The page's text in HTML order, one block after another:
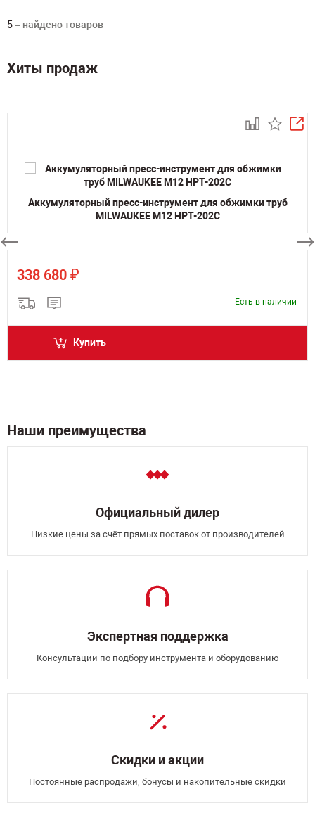
5– найдено товаров
Хиты продаж
Аккумуляторный пресс-инструмент для обжимки труб
MILWAUKEE M12 HPT-202C
338 680 ₽
Есть в наличии
Купить
Наши преимущества
Официальный дилер
Низкие цены за счёт прямых поставок от производителей
Экспертная поддержка
Консультации по подбору инструмента и оборудованию
Скидки и акции
Постоянные распродажи, бонусы и накопительные скидки